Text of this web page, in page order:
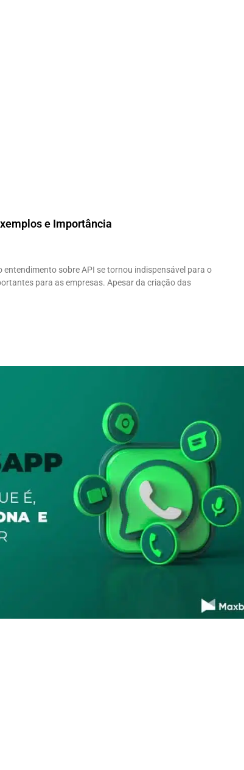
e Importância
sobre API se tornou indispensável para o
para as empresas. Apesar da criação das